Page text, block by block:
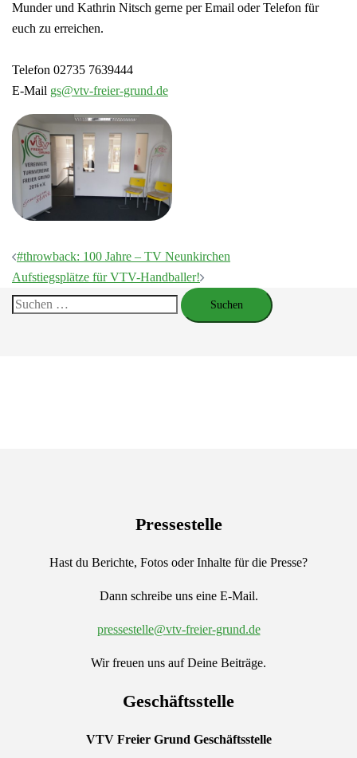
Munder und Kathrin Nitsch gerne per Email oder Telefon für
euch zu erreichen.
Telefon 02735 7639444
E-Mail gs@vtv-freier-grund.de
Beitragsnavigation
#throwback: 100 Jahre – TV Neunkirchen
Aufstiegsplätze für VTV-Handballer!
Suchen
Pressestelle
Hast du Berichte, Fotos oder Inhalte für die Presse?
Dann schreibe uns eine E-Mail.
pressestelle@vtv-freier-grund.de
Wir freuen uns auf Deine Beiträge.
Geschäftsstelle
VTV Freier Grund Geschäftsstelle